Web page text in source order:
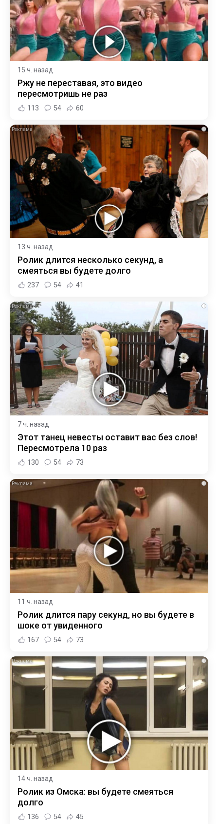
15 ч. назад
Ржу не переставая, это видео
пересмотришь не раз
113 54 60
i
13 ч. назад
Ролик длится несколько секунд, а
смеяться вы будете долго
237 54 41
i
7 ч. назад
Этот танец невесты оставит вас без слов!
Пересмотрела 10 раз
130 54 73
i
11 ч. назад
Ролик длится пару секунд, но вы будете в
шоке от увиденного
167 54 73
i
14 ч. назад
Ролик из Омска: вы будете смеяться
долго
136 54 45